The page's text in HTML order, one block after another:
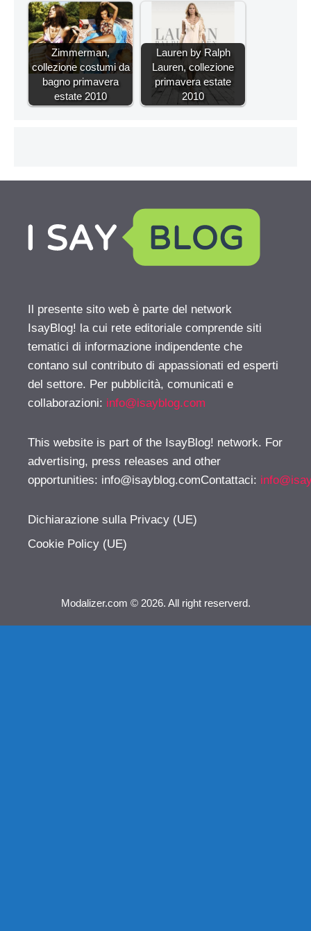
Zimmerman,
collezione costumi da
bagno primavera
estate 2010
Lauren by Ralph
Lauren, collezione
primavera estate
2010
Il presente sito web è parte del network
IsayBlog! la cui rete editoriale comprende siti
tematici di informazione indipendente che
contano sul contributo di appassionati ed esperti
del settore. Per pubblicità, comunicati e
collaborazioni: info@isayblog.com
This website is part of the IsayBlog! network. For
advertising, press releases and other
opportunities: info@isayblog.comContattaci:
Dichiarazione sulla Privacy (UE)
Cookie Policy (UE)
Modalizer.com © 2026. All right reserverd.